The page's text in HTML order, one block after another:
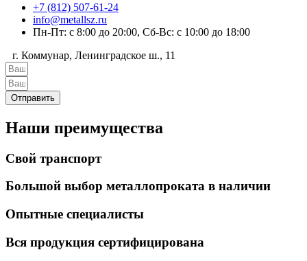
+7 (812) 507-61-24
info@metallsz.ru
Пн-Пт: с 8:00 до 20:00, Сб-Вс: с 10:00 до 18:00
г. Коммунар, Ленинградское ш., 11
Отправить
Наши преимущества
Свой транспорт
Большой выбор металлопроката в наличии
Опытные специалисты
Вся продукция сертифицирована